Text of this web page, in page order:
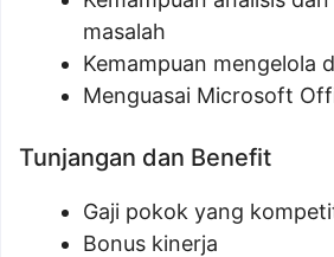
masalah
Kemampuan mengelola
Menguasai Microsoft
Tunjangan dan Benefit
Gaji pokok yang
Bonus kinerja